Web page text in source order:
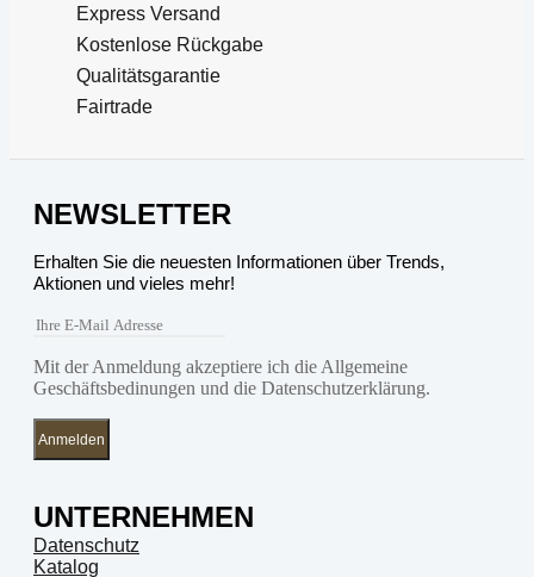
Express Versand
Kostenlose Rückgabe
Qualitätsgarantie
Fairtrade
NEWSLETTER
Erhalten Sie die neuesten Informationen über Trends,
Aktionen und vieles mehr!
Mit der Anmeldung akzeptiere ich die Allgemeine
Geschäftsbedinungen und die Datenschutzerklärung.
Anmelden
UNTERNEHMEN
Datenschutz
Katalog